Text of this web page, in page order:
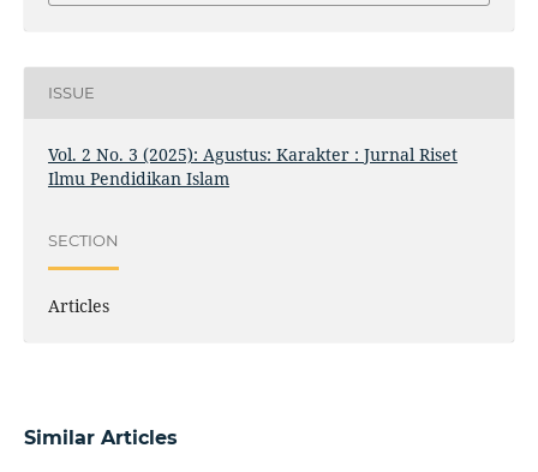
ISSUE
Vol. 2 No. 3 (2025): Agustus: Karakter : Jurnal Riset
Ilmu Pendidikan Islam
SECTION
Articles
Similar Articles